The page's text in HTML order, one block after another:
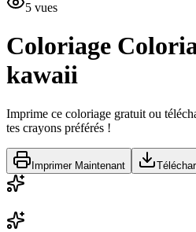
5 vues
Coloriage
kawaii
Imprime ce coloriage gratuit ou
tes crayons préférés !
Imprimer Maintenant